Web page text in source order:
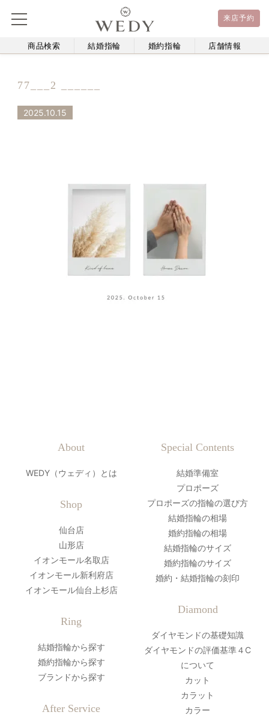
来店予約
商品検索 結婚指輪 婚約指輪 店舗情報
77___2 ______
2025.10.15
About
WEDY（ウェディ）とは
Shop
仙台店
山形店
イオンモール名取店
イオンモール新利府店
イオンモール仙台上杉店
Ring
結婚指輪から探す
婚約指輪から探す
ブランドから探す
After Service
Special Contents
結婚準備室
プロポーズ
プロポーズの指輪の選び方
結婚指輪の相場
婚約指輪の相場
結婚指輪のサイズ
婚約指輪のサイズ
婚約・結婚指輪の刻印
Diamond
ダイヤモンドの基礎知識
ダイヤモンドの評価基準４C
について
カット
カラット
カラー